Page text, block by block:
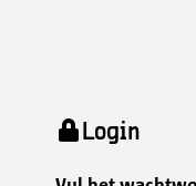
Login